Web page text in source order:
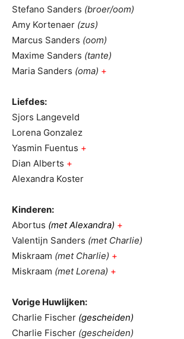
Stefano Sanders (broer/oom)
Amy Kortenaer (zus)
Marcus Sanders (oom)
Maxime Sanders (tante)
Maria Sanders (oma) +
Liefdes:
Sjors Langeveld
Lorena Gonzalez
Yasmin Fuentus +
Dian Alberts +
Alexandra Koster
Kinderen:
Abortus (met Alexandra) +
Valentijn Sanders (met Charlie)
Miskraam (met Charlie) +
Miskraam (met Lorena) +
Vorige Huwlijken:
Charlie Fischer (gescheiden)
Charlie Fischer (gescheiden)